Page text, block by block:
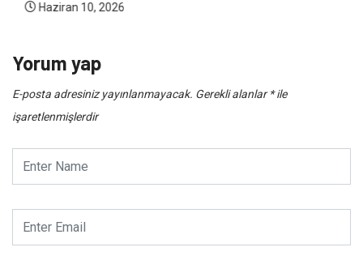
Haziran 10, 2026
Yorum yap
E-posta adresiniz yayınlanmayacak. Gerekli alanlar*ile
işaretlenmişlerdir